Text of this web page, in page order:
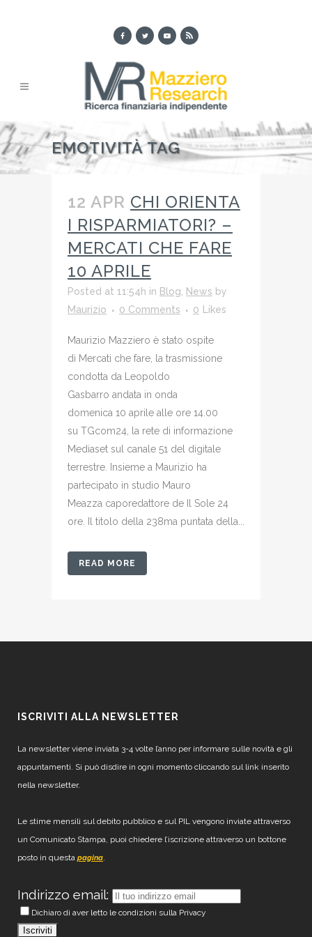
EMOTIVITÀ TAG
12 APR CHI ORIENTA
I RISPARMIATORI? –
MERCATI CHE FARE
10 APRILE
Posted at 11:54h in Blog, News by
Maurizio
0 Comments 0 Likes
Maurizio Mazziero è stato ospite
di Mercati che fare, la trasmissione
condotta da Leopoldo
Gasbarro andata in onda
domenica 10 aprile alle ore 14.00
su TGcom24, la rete di informazione
Mediaset sul canale 51 del digitale
terrestre. Insieme a Maurizio ha
partecipato in studio Mauro
Meazza caporedattore de Il Sole 24
ore. Il titolo della 238ma puntata della...
READ MORE
ISCRIVITI ALLA NEWSLETTER
La newsletter viene inviata 3-4 volte l’anno per informare sulle novità e gli
appuntamenti. Si può disdire in ogni momento cliccando sul link inserito
nella newsletter.
Le stime mensili sul debito pubblico e sul PIL vengono inviate attraverso
un Comunicato Stampa, puoi chiedere l’iscrizione attraverso un bottone
posto in questa pagina.
Indirizzo email:
Dichiaro di aver letto le condizioni sulla Privacy